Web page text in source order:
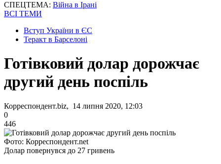
СПЕЦТЕМА: Війна в Ірані
ВСІ ТЕМИ
Вступ України в ЄС
Теракт в Барселоні
Готівковий долар дорожчає
другий день поспіль
Корреспондент.biz, 14 липня 2020, 12:03
0
446
Фото: Корреспондент.net
Долар повернувся до 27 гривень